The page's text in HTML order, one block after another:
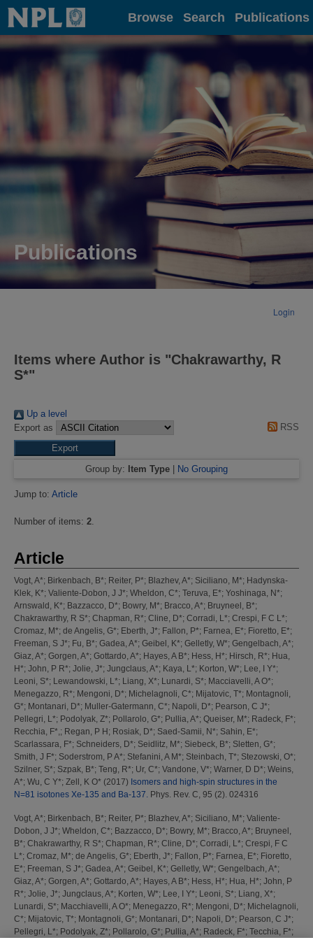
Home Browse Search Publications
Publications
Login
Items where Author is "Chakrawarthy, R
S*"
Up a level
Export as
RSS
Group by: Item Type No Grouping
Jump to: Article
Number of items: 2
Article
Vogt, A*; Birkenbach, B*; Reiter, P*; Blazhev, A*; Siciliano, M*; Hadynska-
Klek, K*; Valiente-Dobon, J J*; Wheldon, C*; Teruva, E*; Yoshinaga, N*;
Arnswald, K*; Bazzacco, D*; Bowry, M*; Bracco, A*; Bruyneel, B*;
Chakrawarthy, R S*; Chapman, R*; Cline, D*; Corradi, L*; Crespi, F C L*;
Cromaz, M*; de Angelis, G*; Eberth, J*; Fallon, P*; Farnea, E*; Fioretto, E*;
Freeman, S J*; Fu, B*; Gadea, A*; Geibel, K*; Gelletly, W*; Gengelbach, A*;
Giaz, A*; Gorgen, A*; Gottardo, A*; Hayes, A B*; Hess, H*; Hirsch, R*; Hua,
H*; John, P R*; Jolie, J*; Jungclaus, A*; Kaya, L*; Korton, W*; Lee, I Y*;
Leoni, S*; Lewandowski, L*; Liang, X*; Lunardi, S*; Macciavelli, A O*;
Menegazzo, R*; Mengoni, D*; Michelagnoli, C*; Mijatovic, T*; Montagnoli,
G*; Montanari, D*; Muller-Gatermann, C*; Napoli, D*; Pearson, C J*;
Pellegri, L*; Podolyak, Z*; Pollarolo, G*; Pullia, A*; Queiser, M*; Radeck, F*;
Recchia, F*,; Regan, P H ; Rosiak, D*; Saed-Samii, N*; Sahin, E*;
Scarlassara, F*; Schneiders, D*; Seidlitz, M*; Siebeck, B*; Sletten, G*;
Smith, J F*; Soderstrom, P A*; Stefanini, A M*; Steinbach, T*; Stezowski, O*;
Szilner, S*; Szpak, B*; Teng, R*; Ur, C*; Vandone, V*; Warner, D D*; Weins,
A*; Wu, C Y*; Zell, K O* (2017) Isomers and high-spin structures in the
N=81 isotones Xe-135 and Ba-137. Phys. Rev. C, 95 (2). 024316
Vogt, A*; Birkenbach, B*; Reiter, P*; Blazhev, A*; Siciliano, M*; Valiente-
Dobon, J J*; Wheldon, C*; Bazzacco, D*; Bowry, M*; Bracco, A*; Bruyneel,
B*; Chakrawarthy, R S*; Chapman, R*; Cline, D*; Corradi, L*; Crespi, F C
L*; Cromaz, M*; de Angelis, G*; Eberth, J*; Fallon, P*; Farnea, E*; Fioretto,
E*; Freeman, S J*; Gadea, A*; Geibel, K*; Gelletly, W*; Gengelbach, A*;
Giaz, A*; Gorgen, A*; Gottardo, A*; Hayes, A B*; Hess, H*; Hua, H*; John, P
R*; Jolie, J*; Jungclaus, A*; Korten, W*; Lee, I Y*; Leoni, S*; Liang, X*;
Lunardi, S*; Macchiavelli, A O*; Menegazzo, R*; Mengoni, D*; Michelagnoli,
C*; Mijatovic, T*; Montagnoli, G*; Montanari, D*; Napoli, D*; Pearson, C J*;
Pellegri, L*; Podolyak, Z*; Pollarolo, G*; Pullia, A*; Radeck, F*; Tecchia, F*;